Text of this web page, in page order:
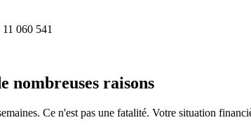
11 060 541
nombreuses raisons
Ce n'est pas une fatalité. Votre situation